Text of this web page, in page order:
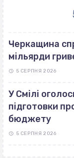
Черкащина
мільярди
5 СЕРПНЯ 2026
У Смілі
підготовки
бюджету
5 СЕРПНЯ 2026